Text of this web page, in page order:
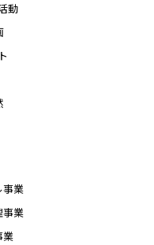
動
事業
事業
業